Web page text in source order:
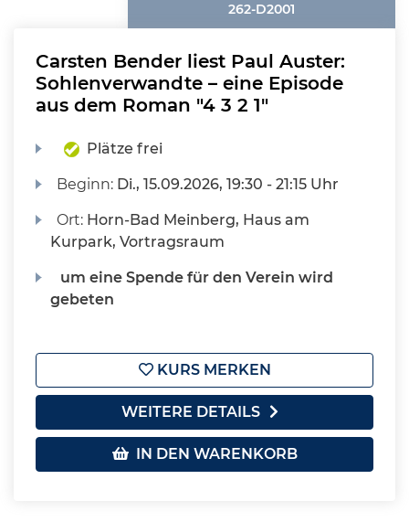
262-D2001
Carsten Bender liest Paul Auster:
Sohlenverwandte – eine Episode
aus dem Roman "4 3 2 1"
Plätze frei
Beginn: Di., 15.09.2026, 19:30 - 21:15 Uhr
Ort: Horn-Bad Meinberg, Haus am
Kurpark, Vortragsraum
um eine Spende für den Verein wird
gebeten
KURS MERKEN
WEITERE DETAILS
IN DEN WARENKORB